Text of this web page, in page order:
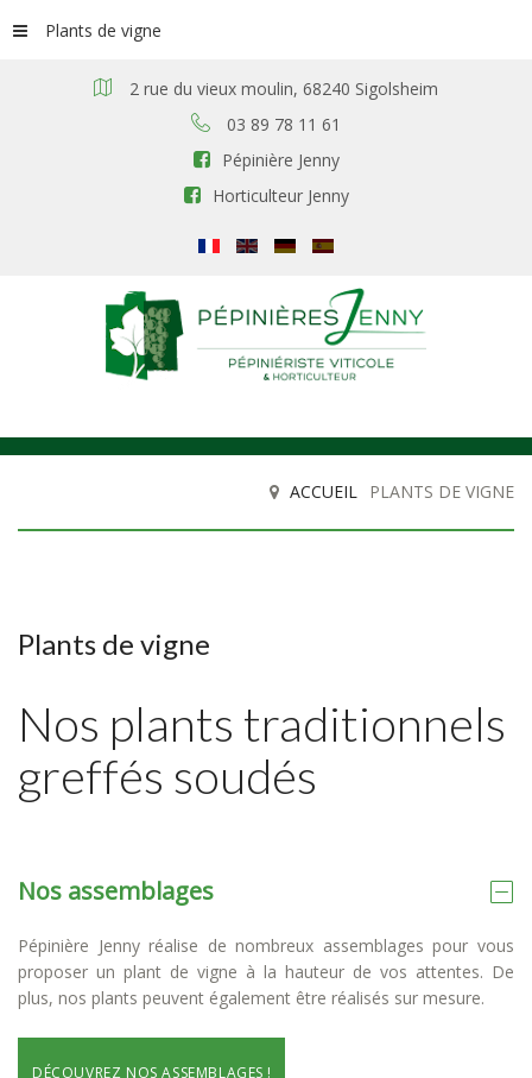
2 rue du vieux moulin, 68240 Sigolsheim
03 89 78 11 61
Pépinière Jenny
Horticulteur Jenny
Plants de vigne
ACCUEIL PLANTS DE VIGNE
Plants de vigne
Nos plants traditionnels
greffés soudés
Nos assemblages
Pépinière Jenny réalise de nombreux assemblages pour vous
proposer un plant de vigne à la hauteur de vos attentes. De
plus, nos plants peuvent également être réalisés sur mesure.
DÉCOUVREZ NOS ASSEMBLAGES !